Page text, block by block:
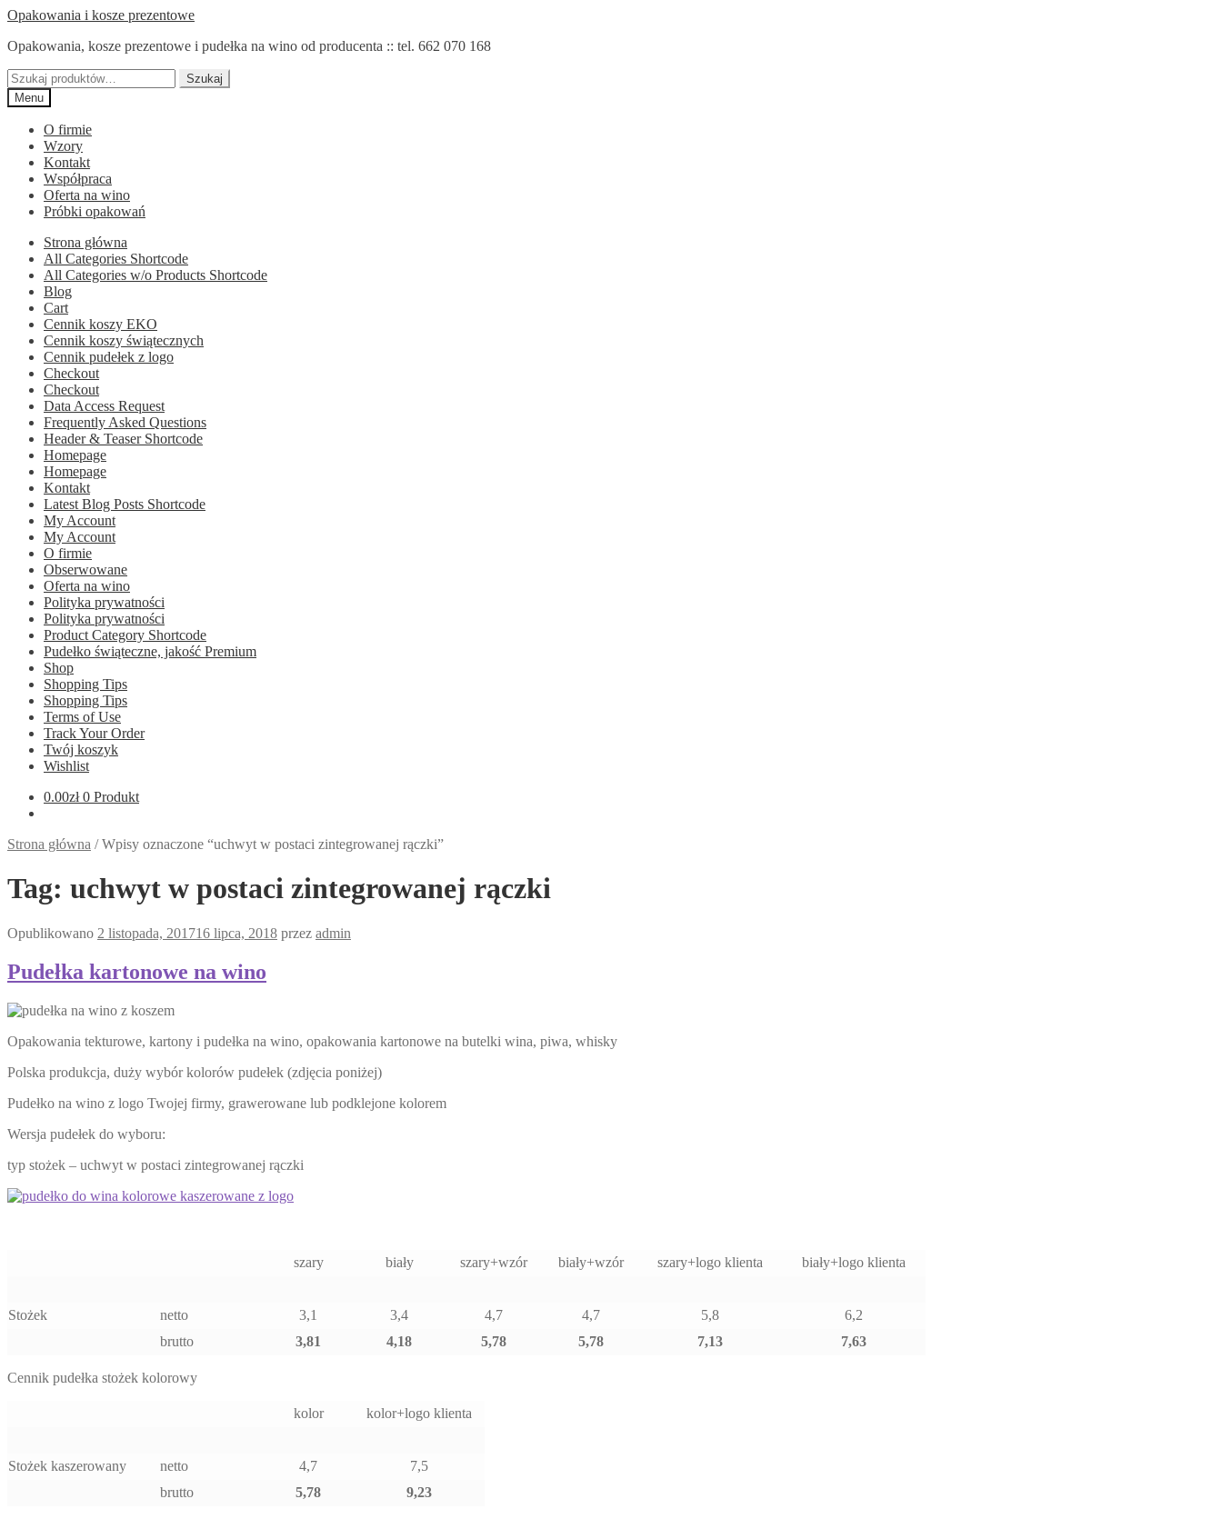
Przejdź
nawigacji
Przejdź
treści
Opakowania i kosze prezentowe
Opakowania, kosze prezentowe i pudełka na wino od producenta :: tel. 662 070 168
Szukaj:
Szukaj
Menu
O firmie
Wzory
Kontakt
Współpraca
Oferta na wino
Próbki opakowań
Strona główna
All Categories Shortcode
All Categories w/o Products Shortcode
Blog
Cart
Cennik koszy EKO
Cennik koszy świątecznych
Cennik pudełek z logo
Checkout
Checkout
Data Access Request
Frequently Asked Questions
Header & Teaser Shortcode
Homepage
Homepage
Kontakt
Latest Blog Posts Shortcode
My Account
My Account
O firmie
Obserwowane
Oferta na wino
Polityka prywatności
Polityka prywatności
Product Category Shortcode
Pudełko świąteczne, jakość Premium
Shop
Shopping Tips
Shopping Tips
Terms of Use
Track Your Order
Twój koszyk
Wishlist
0.00zł 0 Produkt
Strona główna /Wpisy oznaczone “uchwyt w postaci zintegrowanej rączki”
Tag: uchwyt w postaci zintegrowanej rączki
Opublikowano 2 listopada, 201716 lipca, 2018 przez admin
Pudełka kartonowe na wino
Opakowania tekturowe, kartony i pudełka na wino, opakowania kartonowe na butelki wina, piwa, whisky
Polska produkcja, duży wybór kolorów pudełek (zdjęcia poniżej)
Pudełko na wino z logo Twojej firmy, grawerowane lub podklejone kolorem
Wersja pudełek do wyboru:
typ stożek – uchwyt w postaci zintegrowanej rączki
szary biały szary+wzór biały+wzór szary+logo klienta biały+logo klienta
Stożek netto 3,1 3,4 4,7 4,7 5,8
6,2
brutto
3,81 4,18 5,78 5,78 7,13 7,63
Cennik pudełka stożek kolorowy
kolor kolor+logo klienta
Stożek kaszerowany netto 4,7
7,5
brutto
5,78 9,23